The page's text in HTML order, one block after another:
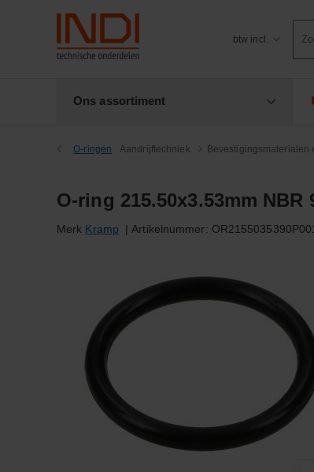
btw incl.
Ons assortiment
O-ringen Aandrijftechniek Bevestigingsmaterialen
O-ring 215.50x3.53mm NBR
Merk Kramp | Artikelnummer: